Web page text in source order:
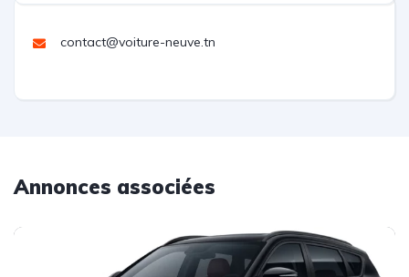
contact@voiture-neuve.tn
Annonces associées